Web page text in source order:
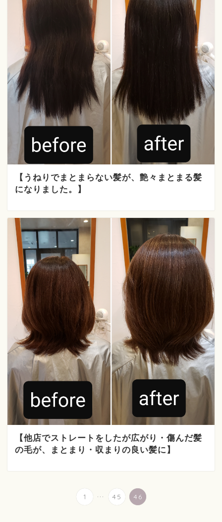
【うねりでまとまらない髪が、艶々まとまる髪
になりました。】
【他店でストレートをしたが広がり・傷んだ髪
の毛が、まとまり・収まりの良い髪に】
1 ... 45 46